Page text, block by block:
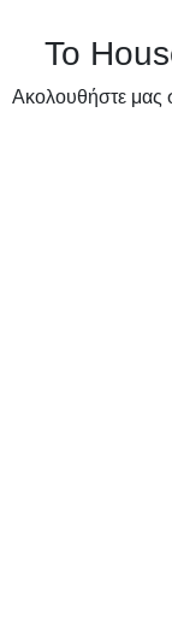
Το
Ακολουθήστε μας